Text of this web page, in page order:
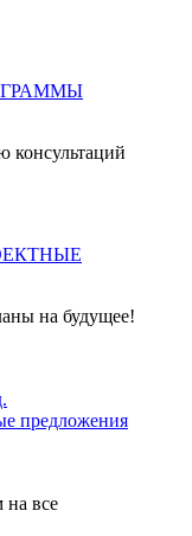
консультаций
на будущее!
предложения
на все